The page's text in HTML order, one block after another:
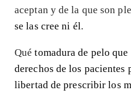
aceptan y de la que son
se las cree ni él.
Quétomadura de pelo
derechos de los pacientes
libertad de prescribir los